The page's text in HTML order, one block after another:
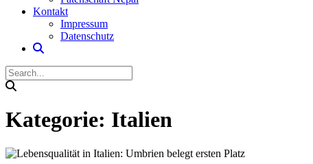
Kontakt
Impressum
Datenschutz
Kategorie: Italien